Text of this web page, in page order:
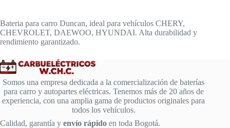
Bateria para carro Duncan, ideal para vehículos CHERY,
CHEVROLET, DAEWOO, HYUNDAI. Alta durabilidad y
rendimiento garantizado.
Somos una empresa dedicada a la comercialización de baterías
para carro y autopartes eléctricas. Tenemos más de 20 años de
experiencia, con una amplia gama de productos originales para
todos los vehículos.
Calidad, garantía y envío rápido en toda Bogotá.